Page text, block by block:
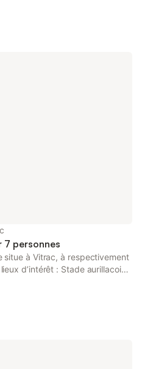
7 personnes
situe à Vitrac, à respectivement
d’intérêt : Stade aurillacois
d'Aurillac et Golf de Haute-
et une connexion Wi-Fi
à 24 km de : Gare